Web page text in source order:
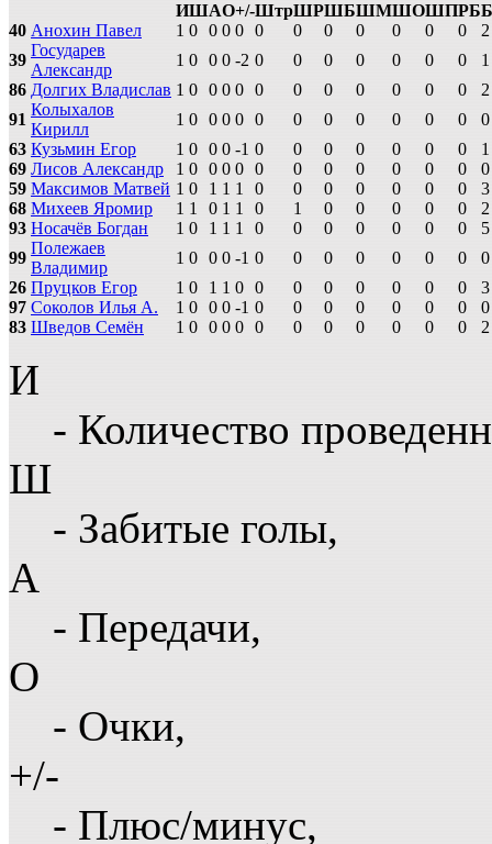
ИШАО+/-ШтрШРШБШМШОШПРБ
40 Анохин Павел 1 0 0 0 0 0 0 0 0 0 0 0
2
39
Государев
Александр
1 0 0 0 -2 0 0 0 0 0 0 0
1
86 Долгих Владислав 1 0 0 0 0 0 0 0 0 0 0 0
2
91
Колыхалов
Кирилл
1 0 0 0 0 0 0 0 0 0 0 0
0
63 Кузьмин Егор 1 0 0 0 -1 0 0 0 0 0 0 0
1
69 Лисов Александр 1 0 0 0 0 0 0 0 0 0 0 0
0
59 Максимов Матвей 1 0 1 1 1 0 0 0 0 0 0 0
3
68 Михеев Яромир 1 1 0 1 1 0 1 0 0 0 0 0
2
93 Носачёв Богдан 1 0 1 1 1 0 0 0 0 0 0 0
5
99
Полежаев
Владимир
1 0 0 0 -1 0 0 0 0 0 0 0
0
26 Пруцков Егор 1 0 1 1 0 0 0 0 0 0 0 0
3
97 Соколов Илья А. 1 0 0 0 -1 0 0 0 0 0 0 0
0
83 Шведов Семён 1 0 0 0 0 0 0 0 0 0 0 0 2
И
- Количество
Ш
- Забитые голы,
А
- Передачи,
О
- Очки,
+/-
- Плюс/минус,